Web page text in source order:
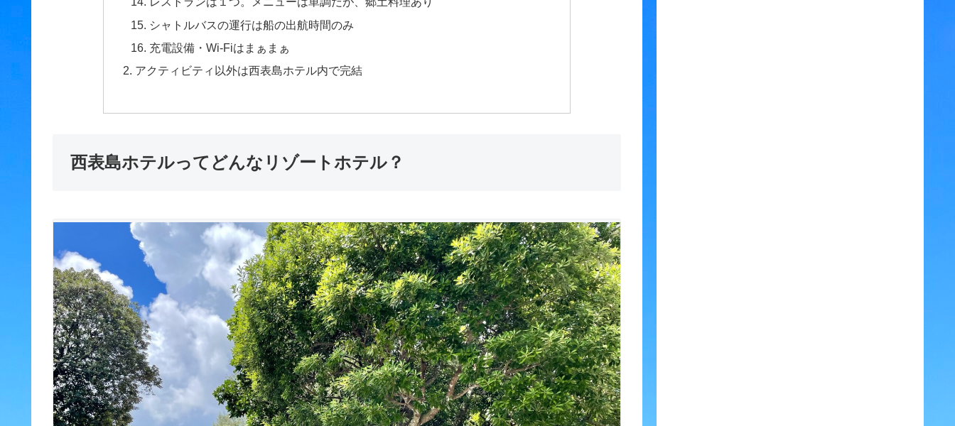
シャトルバスの運行は船の出航時間のみ
充電設備・Wi-Fiはまぁまぁ
アクティビティ以外は西表島ホテル内で完結
西表島ホテルってどんなリゾートホテル？